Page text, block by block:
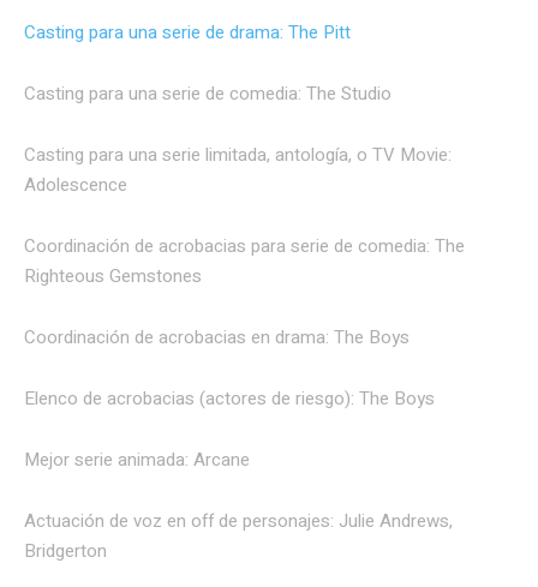
Casting para una serie de drama: The Pitt
Casting para una serie de comedia: The Studio
Casting para una serie limitada, antología, o TV Movie:
Adolescence
Coordinación de acrobacias para serie de comedia: The
Righteous Gemstones
Coordinación de acrobacias en drama: The Boys
Elenco de acrobacias (actores de riesgo): The Boys
Mejor serie animada: Arcane
Actuación de voz en off de personajes: Julie Andrews,
Bridgerton